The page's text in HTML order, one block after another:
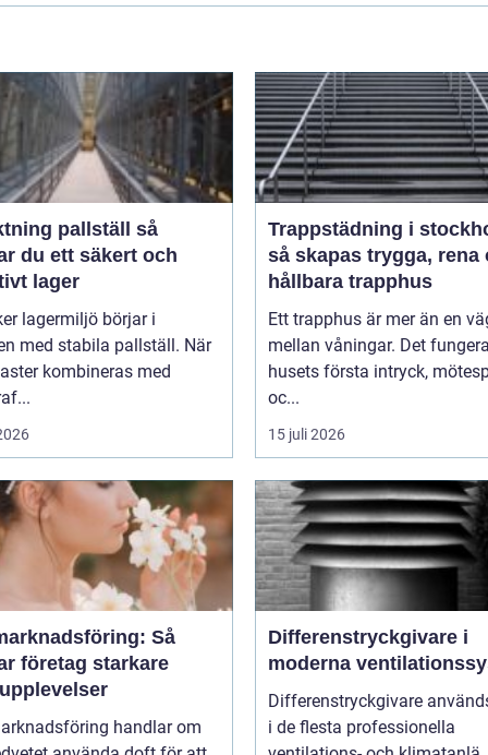
pallställ så
du ett säkert och
lager
lagermiljö börjar i
med stabila pallställ. När
kombineras med
Trappstädning i
så skapas trygga, rena
hållbara trapphus
Ett trapphus är mer än en
mellan våningar. Det
husets första intryck,
oc...
15 juli 2026
Så
företag starkare
handlar om
Differenstryckgivare i
moderna
Differenstryckgivare
i de flesta professionella